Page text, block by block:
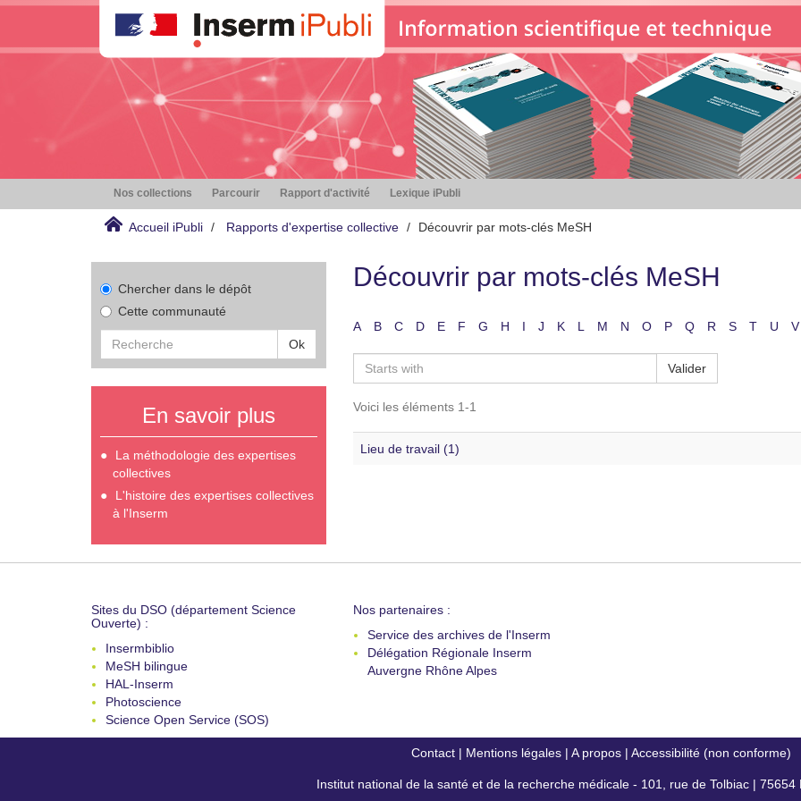
Nos collections Parcourir Rapport d'activité Lexique iPubli
Accueil iPubli Rapports d'expertise collective Découvrir par mots-clés MeSH
Chercher dans le dépôt
Cette communauté
Ok
En savoir plus
La méthodologie des expertises
collectives
L'histoire des expertises collectives
à l'Inserm
Découvrir par mots-clés MeSH
A B C D E F G H I J K L M N O P Q R S T U V
Valider
Voici les éléments 1-1
Lieu de travail (1)
Sites du DSO (département Science
Ouverte) :
Insermbiblio
MeSH bilingue
HAL-Inserm
Photoscience
Science Open Service (SOS)
Nos partenaires :
Service des archives de l'Inserm
Délégation Régionale Inserm
Auvergne Rhône Alpes
Contact| Mentions légales| A propos| Accessibilité (non conforme)
Institut national de la santé et de la recherche médicale - 101, rue de Tolbiac | 75654